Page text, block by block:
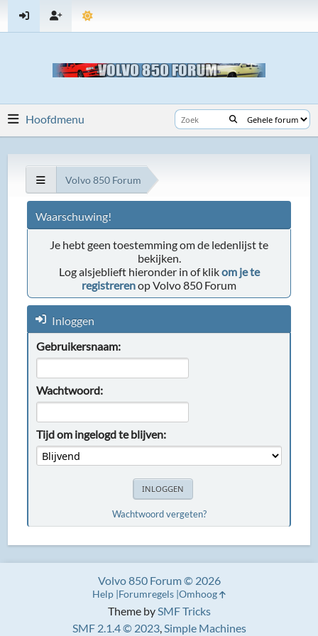
Hoofdmenu
Volvo 850 Forum
Waarschuwing!
Je hebt geen toestemming om de ledenlijst te
bekijken.
Log alsjeblieft hieronder in of klikom je te
registrerenop Volvo 850 Forum
Inloggen
Gebruikersnaam:
Wachtwoord:
Tijd om ingelogd te blijven:
Wachtwoord vergeten?
Theme bySMF Tricks
SMF 2.1.4 © 2023,Simple Machines
Volvo 850 Forum © 2026
Help Forumregels Omhoog